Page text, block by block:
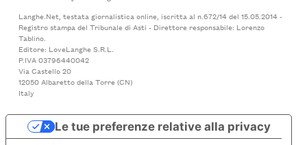
Langhe.Net, testata giornalistica online, iscritta al n.672/14 del 15.05.2014 -
Registro stampa del Tribunale di Asti - Direttore responsabile: Lorenzo
Tablino.
Editore: LoveLanghe S.R.L.
P.IVA 03796440042
Via Castello 20
12050 Albaretto della Torre (CN)
Italy
Le tue preferenze relative alla privacy